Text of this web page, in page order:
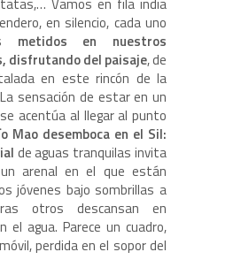
en silencio, cada uno
metidos en nuestros
disfrutando del paisaje, de
en este rincón de la
sensación de estar en un
acentúa al llegar al punto
Mao desemboca en el Sil:
de aguas tranquilas invita
arenal en el que están
jóvenes bajo sombrillas a
otros descansan en
el agua. Parece un cuadro,
perdida en el sopor del